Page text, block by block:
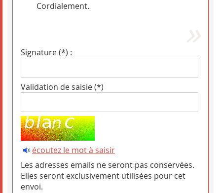
Cordialement.
Signature (*) :
Validation de saisie (*)
écoutez le mot à saisir
Les adresses emails ne seront pas conservées.
Elles seront exclusivement utilisées pour cet
envoi.